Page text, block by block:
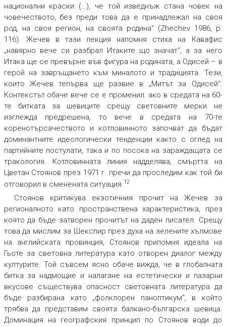
национални краски (…), че той изведнъж стана човек на
човечеството, без преди това да е принадлежал на своя
род, на своя регион, на своята родина“ (Zhechev 1986, p.
116). Жечев в тази лекция напомня стиха на Кавафис
„навярно вече си разбрал Итаките що значат“, а за него
Итака ще се превърне във фигура на родината, а Одисей – в
герой на завръщането към миналото и традицията. Тези,
които Жечев тепърва ще развие в „Митът за Одисей“.
Контекстът обаче вече се е променил: ако в средата на 60-
те битката за шевиците срещу световните мерки не
изглежда предрешена, то вече в средата на 70-те
коренотърсачеството и котловинното започват да бъдат
доминантните идеологически тенденции както с оглед на
партийните постулати, така и по посока на зараждащата се
тракология. Котловинната линия надделява, смъртта на
Цветан Стоянов през 1971 г. пречи да проследим как той би
отговорил в сменената ситуация.12
Стоянов критикува екзотичния прочит на Жечев за
регионалното като пространствена характеристика, през
която да бъде затворен прочитът на даден писател. Срещу
това да мислим за Шекспир през духа на зелените хълмове
на английската провинция, Стоянов припомня идеала на
Гьоте за световна литература като отворен диалог между
културите. Той съвсем ясно обаче вижда, че в глобалната
битка за надмощие и налагане на естетически и пазарни
вкусове съществува опасност световната литература да
бъде разбирана като „фолклорен паноптикум“, в който
трябва да представим своята балкано-българска шевица.
Доминация на географския принцип по Стоянов води до